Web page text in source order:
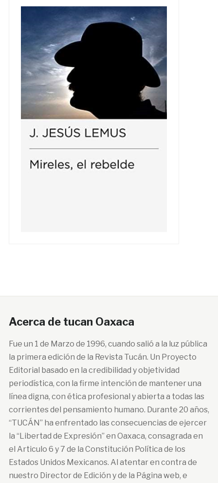
Acerca de tucan Oaxaca
Fue un 1 de Marzo de 1996, cuando salió a la luz pública
la primera edición de la Revista Tucán. Un Proyecto
Editorial basado en la credibilidad y objetividad
periodística, con la firme intención de mantener una
línea digna, con ética profesional y abierta a todas las
corrientes del pensamiento humano. Durante 20 años,
“TUCÁN” ha enfrentado las consecuencias de ejercer
la “Libertad de Expresión” en Oaxaca, consagrada en
el Articulo 6 y 7 de la Constitución Política de los
Estados Unidos Mexicanos. Al atentar en contra de
nuestro Director de Edición y de la Página web, e